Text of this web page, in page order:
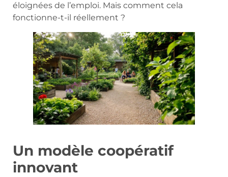
éloignées de l’emploi. Mais comment cela
fonctionne-t-il réellement ?
Un modèle coopératif
innovant